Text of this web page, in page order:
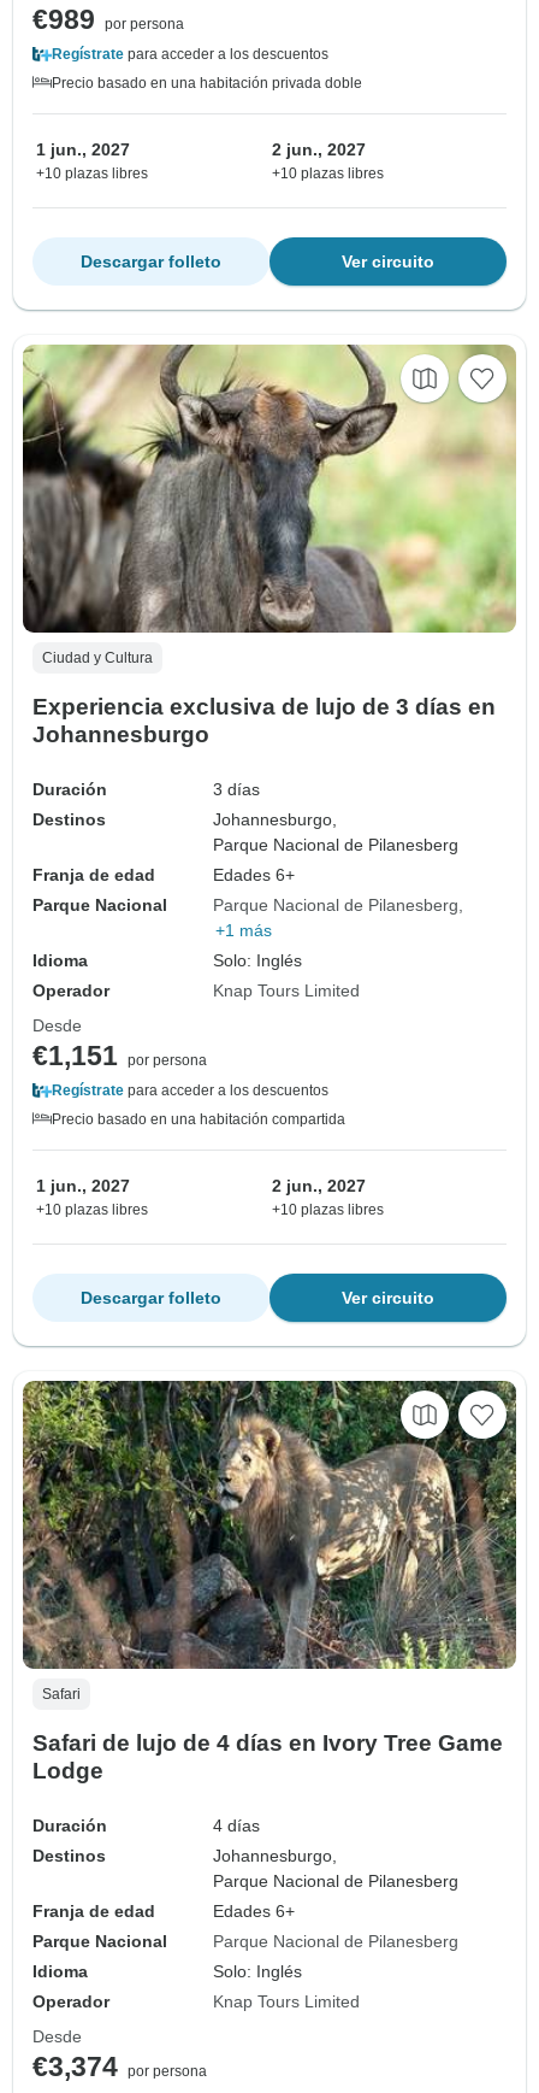
€989
por persona
Regístrate para acceder a los descuentos
Precio basado en una habitación privada doble
1 jun., 2027
+10 plazas libres
2 jun., 2027
+10 plazas libres
Ver circuito
Descargar folleto
Ciudad y Cultura
Experiencia exclusiva de lujo de 3 días en
Johannesburgo
Duración
3 días
Destinos
Johannesburgo,
Parque Nacional de Pilanesberg
Franja de edad
Edades 6+
Parque Nacional
Parque Nacional de Pilanesberg
+1 más
Idioma
Solo: Inglés
Operador
Knap Tours Limited
Desde
€1,151 por persona
Regístrate para acceder a los descuentos
Precio basado en una habitación compartida
1 jun., 2027
+10 plazas libres
2 jun., 2027
+10 plazas libres
Ver circuito
Descargar folleto
Safari
Safari de lujo de 4 días en Ivory Tree Game
Lodge
Duración
4 días
Destinos
Johannesburgo,
Parque Nacional de Pilanesberg
Franja de edad
Edades 6+
Parque Nacional
Parque Nacional de Pilanesberg
Idioma
Solo: Inglés
Operador
Knap Tours Limited
Desde
€3,374 por persona